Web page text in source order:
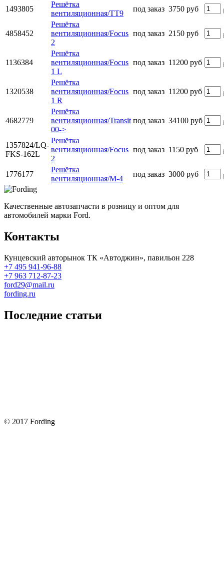
1493805
Решётка
вентиляционная/TT9
под заказ 3750 руб
4858452
Решётка
вентиляционная/Focus
2
под заказ 2150 руб
1136384
Решётка
вентиляционная/Focus
1 L
под заказ 11200 руб
1320538
Решётка
вентиляционная/Focus
1 R
под заказ 11200 руб
4682779
Решётка
вентиляционная/Transit
00->
под заказ 34100 руб
1357824/LQ-
FKS-162L
Решётка
вентиляционная/Focus
2
под заказ 1150 руб
1776177
Решётка
вентиляционная/M-4
под заказ 3000 руб
Качественные автозапчасти в розницу и оптом для
автомобилей марки Ford.
Контакты
Кунцевский авторынок ТК «Автоджин», павильон 228
+7 495 941-96-88
+7 963 712-87-23
ford29@mail.ru
fording.ru
Последние статьи
© 2017 Fording